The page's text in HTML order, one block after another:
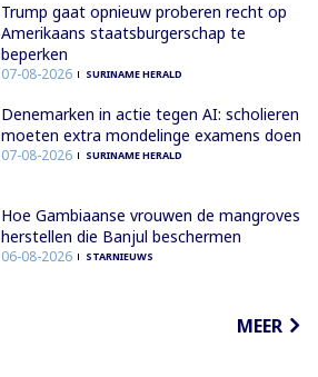
Trump gaat opnieuw proberen recht op
Amerikaans staatsburgerschap te
beperken
07-08-2026 SURINAME HERALD
Denemarken in actie tegen AI: scholieren
moeten extra mondelinge examens doen
07-08-2026 SURINAME HERALD
Hoe Gambiaanse vrouwen de mangroves
herstellen die Banjul beschermen
06-08-2026 STARNIEUWS
MEER